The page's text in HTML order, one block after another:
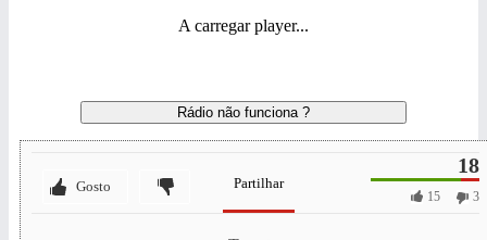
A carregar player...
Rádio não funciona ?
Gosto Partilhar
18
3
15